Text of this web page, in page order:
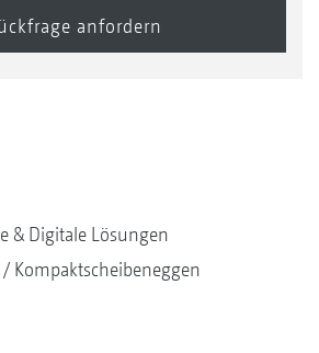
& Digitale Lösungen
Kompaktscheibeneggen